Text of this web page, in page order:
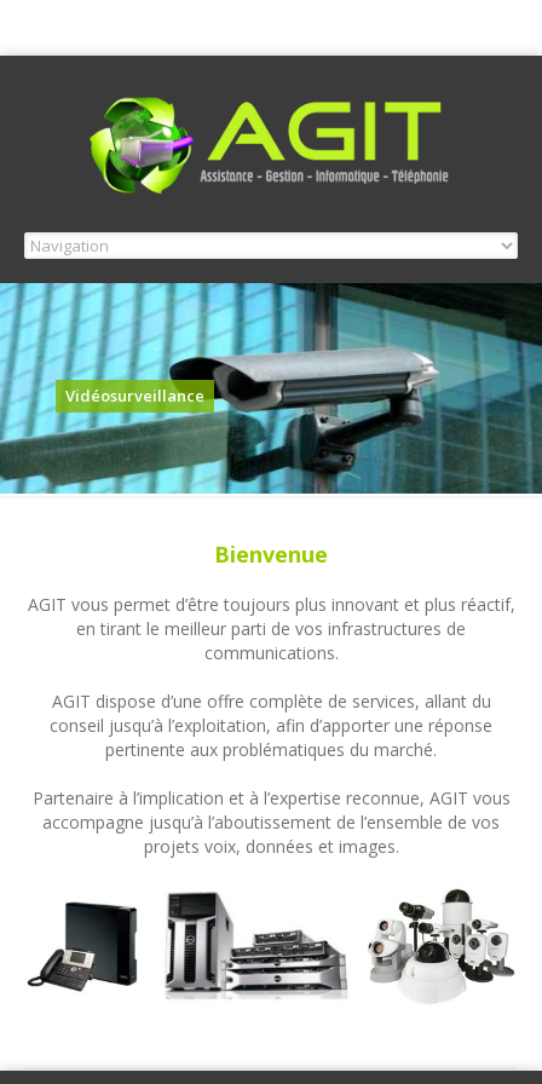
Vidéosurveillance
Bienvenue
AGIT vous permet d’être toujours plus innovant et plus réactif,
en tirant le meilleur parti de vos infrastructures de
communications.
AGIT dispose d’une offre complète de services, allant du
conseil jusqu’à l’exploitation, afin d’apporter une réponse
pertinente aux problématiques du marché.
Partenaire à l’implication et à l’expertise reconnue, AGIT vous
accompagne jusqu’à l’aboutissement de l’ensemble de vos
projets voix, données et images.